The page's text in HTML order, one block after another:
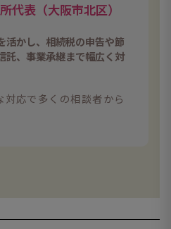
代表（大阪市北区）
活かし、相続税の申告や節
託、事業承継まで幅広く対
対応で多くの相談者から